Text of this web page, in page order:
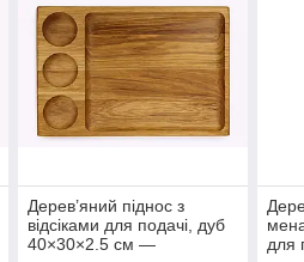
Дерев’яний піднос з
відсіками для подачі, дуб
40×30×2.5 см —
для